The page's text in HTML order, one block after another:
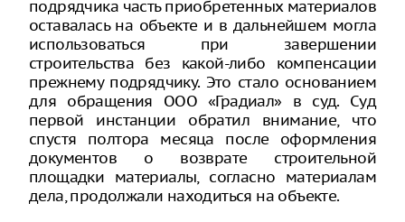
подрядчика часть приобретенных материалов
оставалась на объекте и в дальнейшем могла
использоваться при завершении
строительства без какой-либо компенсации
прежнему подрядчику. Это стало основанием
для обращения ООО «Градиал» в суд. Суд
первой инстанции обратил внимание, что
спустя полтора месяца после оформления
документов о возврате строительной
площадки материалы, согласно материалам
дела, продолжали находиться на объекте.